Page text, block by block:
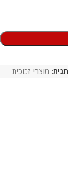
תגית: מוצרי זכוכית